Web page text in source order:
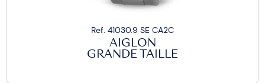
Ref. 41030.9 SE CA2C
AIGLON
GRANDE TAILLE